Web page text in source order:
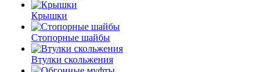
Крышки
Стопорные шайбы
Втулки скольжения